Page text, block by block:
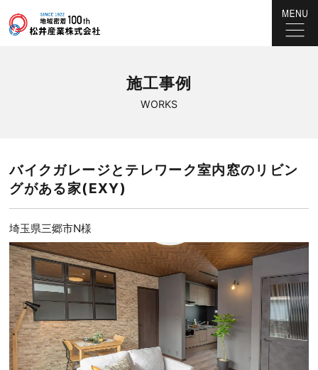
WORKS
施工事例
バイクガレージとテレワーク室内窓のリビン
グがある家(EXY)
埼玉県三郷市N様